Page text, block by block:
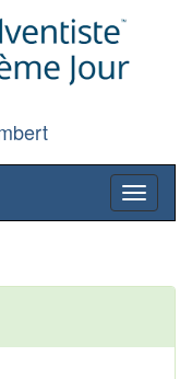
Toggle